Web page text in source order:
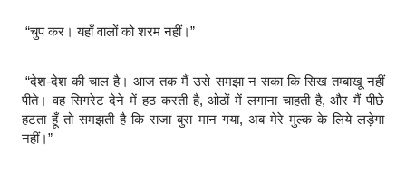
“चुप कर। यहाँ वालों को शरम नहीं।”
“देश-देश की चाल है। आज तक मैं उसे समझा न सका कि सिख तम्बाखू नहीं
पीते। वह सिगरेट देने में हठ करती है, ओठों में लगाना चाहती है, और मैं पीछे
हटता हूँ तो समझती है कि राजा बुरा मान गया, अब मेरे मुल्क के लिये लड़ेगा
नहीं।”